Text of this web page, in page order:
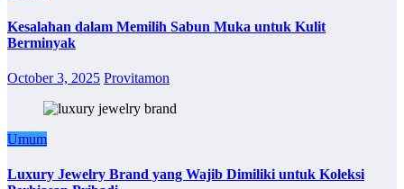
Kesalahan dalam Memilih Sabun Muka untuk Kulit
Berminyak
October 3, 2025 Provitamon
Umum
Luxury Jewelry Brand yang Wajib Dimiliki untuk Koleksi